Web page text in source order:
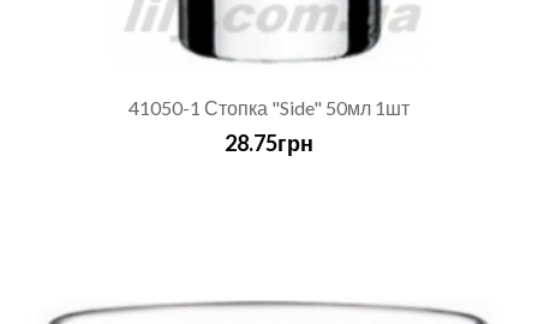
41050-1 Стопка "Side" 50мл 1шт
28.75грн